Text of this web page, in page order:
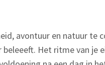
avontuur en natuur te
Het ritme van je